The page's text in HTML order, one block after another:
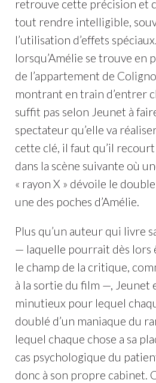
retrouve cette précision et
tout rendre intelligible,
l’utilisation d’effets
lorsqu’Amélie se trouve en
de l’appartement de
montrant en train d’entrer
suffit pas selon Jeunet à
spectateur qu’elle va
cette clé, il faut qu’il
dans la scène suivante où
« rayon X » dévoile le
une des poches d’Amélie.
Plus qu’un auteur qui livre
— laquelle pourrait dès lors
le champ de la critique,
à la sortie du film —, Jeunet
minutieux pour lequel
doublé d’un maniaque du
lequel chaque chose a sa
cas psychologique du
donc à son propre cabinet.